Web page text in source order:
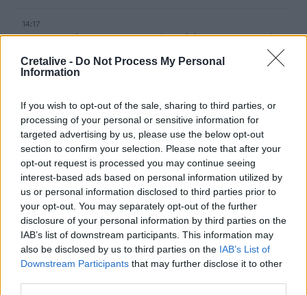
Cretalive - Do Not Process My Personal
Information
If you wish to opt-out of the sale, sharing to third parties, or
processing of your personal or sensitive information for
targeted advertising by us, please use the below opt-out
section to confirm your selection. Please note that after your
opt-out request is processed you may continue seeing
interest-based ads based on personal information utilized by
us or personal information disclosed to third parties prior to
your opt-out. You may separately opt-out of the further
disclosure of your personal information by third parties on the
IAB’s list of downstream participants. This information may
also be disclosed by us to third parties on the IAB’s List of
Downstream Participants that may further disclose it to other
14:17
Θ. Κοντογεώργης: Προεκλογική αλλά όχι παροχολογική η
πεθάνει, παρά την αποκαθήλωση
13:53
Σε ετοιμότητα η πυροσβεστική στη Λέσβο
Κρήτη: Και την Δευτέρα (10/08) πολύ υψηλός ο κίνδυνος
πυρκαγιάς
ΠΕΡΙΣΣΟΤΕΡΑ